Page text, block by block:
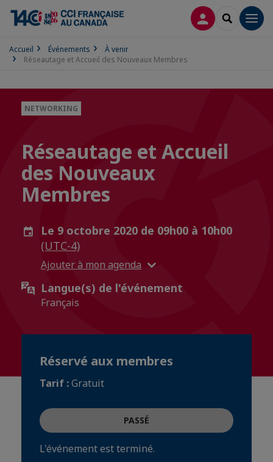
CONNEXION
Accueil Événements
À venir
Réseautage et Accueil des Nouveaux Membres
NETWORKING
Réseautage et Accueil
des Nouveaux
Membres
Le 9 octobre 2020 de 09h00 à 10h00
(UTC-4)
Ajouter à mon agenda
Langue(s) de l'événement
Français
Réservé aux membres
Tarif :Gratuit
PASSÉ
L'événement est terminé.